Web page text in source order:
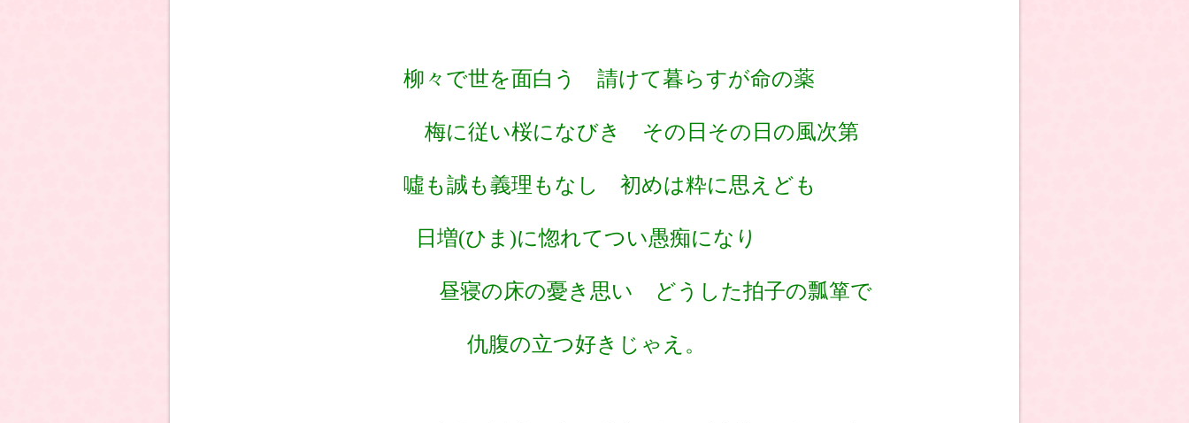
柳々で世を面白う 請けて暮らすが命の薬
梅に従い桜になびき その日その日の風次第
噓も誠も義理もなし 初めは粋に思えども
日増(ひま)に惚れてつい愚痴になり
昼寝の床の憂き思い どうした拍子の瓢箪で
仇腹の立つ好きじゃえ。